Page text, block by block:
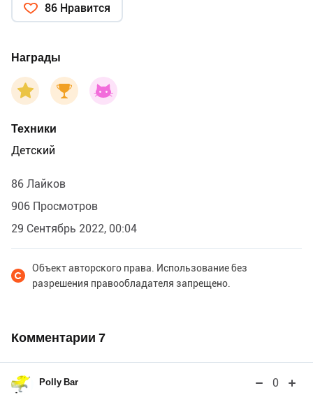
86 Нравится
Награды
Техники
Детский
86 Лайков
906 Просмотров
29 Сентябрь 2022, 00:04
Объект авторского права. Использование без
разрешения правообладателя запрещено.
Комментарии 7
Polly Bar 0